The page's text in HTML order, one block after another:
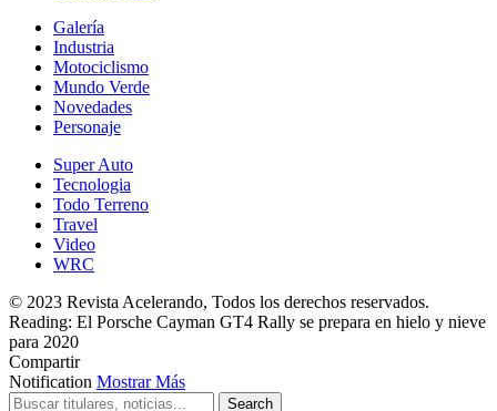
Galería
Industria
Motociclismo
Mundo Verde
Novedades
Personaje
Super Auto
Tecnologia
Todo Terreno
Travel
Video
WRC
© 2023 Revista Acelerando, Todos los derechos reservados.
Reading: El Porsche Cayman GT4 Rally se prepara en hielo y nieve
para 2020
Compartir
Notification Mostrar Más